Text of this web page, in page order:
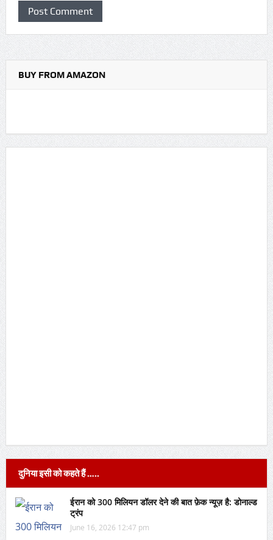
BUY FROM AMAZON
दुनिया इसी को कहते हैं …..
ईरान को 300 मिलियन डॉलर देने की बात फ़ेक न्यूज़ है: डोनाल्ड
ट्रंप
June 16, 2026 12:47 pm